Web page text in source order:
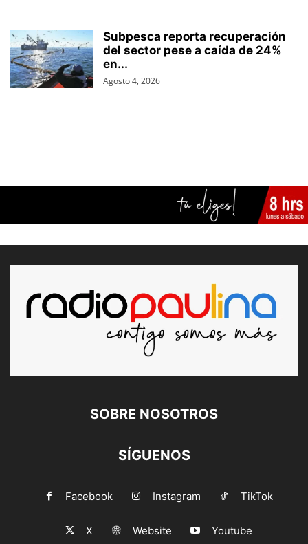
Subpesca reporta recuperación
del sector pese a caída de 24%
en...
Agosto 4, 2026
SOBRE NOSOTROS
SÍGUENOS
Facebook Instagram TikTok
X Website Youtube